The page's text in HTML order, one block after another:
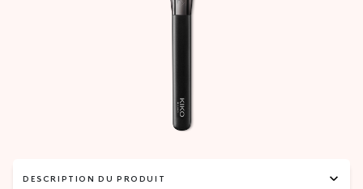
DESCRIPTION DU PRODUIT